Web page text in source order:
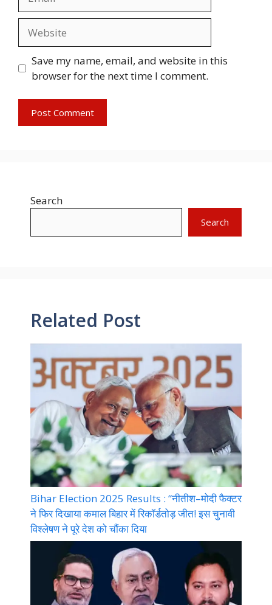
Save my name, email, and website in this
browser for the next time I comment.
Search
Search
Related Post
Bihar Election 2025 Results : “नीतीश–मोदी फैक्टर
ने फिर दिखाया कमाल बिहार में रिकॉर्डतोड़ जीत! इस चुनावी
विश्लेषण ने पूरे देश को चौंका दिया